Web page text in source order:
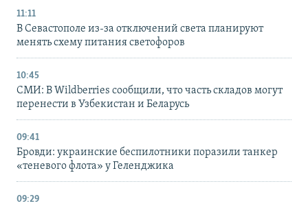
11:11
В Севастополе из-за отключений света планируют
менять схему питания светофоров
10:45
СМИ: В Wildberries сообщили, что часть складов могут
перенести в Узбекистан и Беларусь
09:41
Бровди: украинские беспилотники поразили танкер
«теневого флота» у Геленджика
09:29